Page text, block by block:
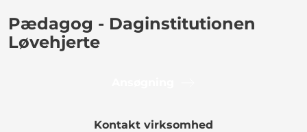
Pædagog - Daginstitutionen
Løvehjerte
Kontakt virksomhed